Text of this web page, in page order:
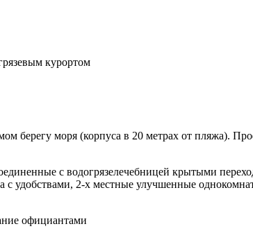
курортом
берегу моря (корпуса в 20 метрах от пляжа).
с водогрязелечебницей крытыми
с удобствами, 2-х местные улучшенные
официантами